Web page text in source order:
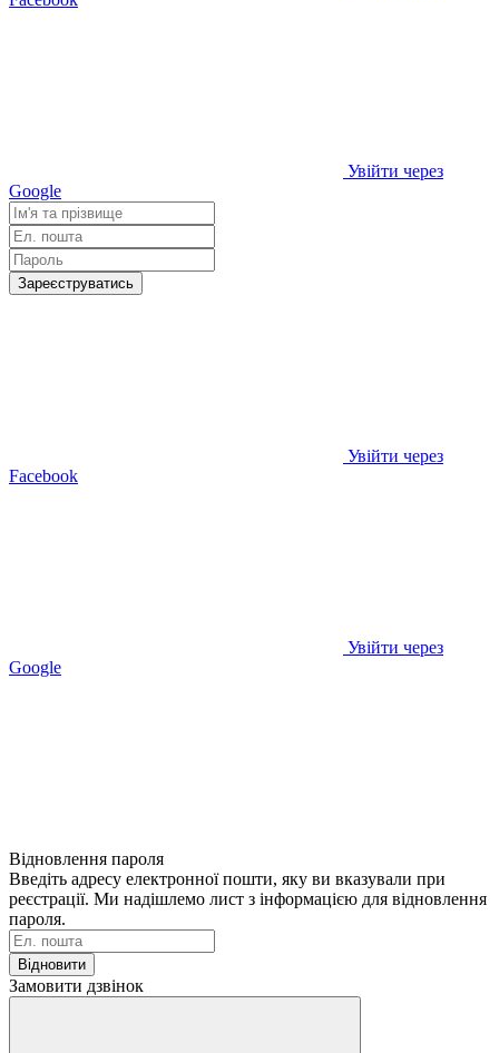
Увійти через
Google
Зареєструватись
Увійти через
Facebook
Увійти через
Google
Відновлення пароля
Введіть адресу електронної пошти, яку ви вказували при
реєстрації. Ми надішлемо лист з інформацією для відновлення
пароля.
Відновити
Замовити дзвінок